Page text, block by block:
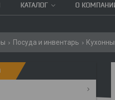
КАТАЛОГ О
Посуда и инвентарь